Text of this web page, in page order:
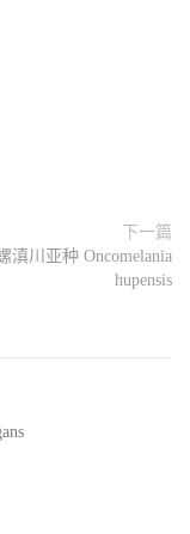
下一篇
滇川亚种 Oncomelania
hupensis